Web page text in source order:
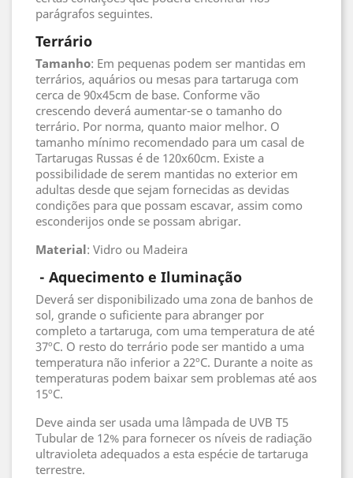
parágrafos seguintes.
Terrário
Tamanho: Em pequenas podem ser mantidas em
terrários, aquários ou mesas para tartaruga com
cerca de 90x45cm de base. Conforme vão
crescendo deverá aumentar-se o tamanho do
terrário. Por norma, quanto maior melhor. O
tamanho mínimo recomendado para um casal de
Tartarugas Russas é de 120x60cm. Existe a
possibilidade de serem mantidas no exterior em
adultas desde que sejam fornecidas as devidas
condições para que possam escavar, assim como
esconderijos onde se possam abrigar.
Material: Vidro ou Madeira
- Aquecimento e Iluminação
Deverá ser disponibilizado uma zona de banhos de
sol, grande o suficiente para abranger por
completo a tartaruga, com uma temperatura de até
37ºC. O resto do terrário pode ser mantido a uma
temperatura não inferior a 22ºC. Durante a noite as
temperaturas podem baixar sem problemas até aos
15ºC.
Deve ainda ser usada uma lâmpada de UVB T5
Tubular de 12% para fornecer os níveis de radiação
ultravioleta adequados a esta espécie de tartaruga
terrestre.